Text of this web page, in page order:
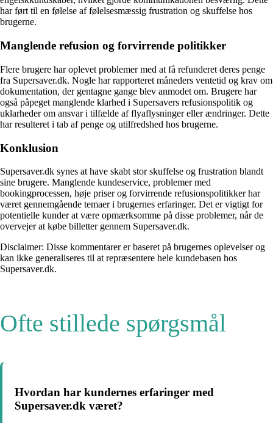
har ført til en følelse af følelsesmæssig frustration og skuffelse hos
brugerne.
Manglende refusion og forvirrende politikker
Flere brugere har oplevet problemer med at få refunderet deres penge
fra Supersaver.dk. Nogle har rapporteret måneders ventetid og krav om
dokumentation, der gentagne gange blev anmodet om. Brugere har
også påpeget manglende klarhed i Supersavers refusionspolitik og
uklarheder om ansvar i tilfælde af flyaflysninger eller ændringer. Dette
har resulteret i tab af penge og utilfredshed hos brugerne.
Konklusion
Supersaver.dk synes at have skabt stor skuffelse og frustration blandt
sine brugere. Manglende kundeservice, problemer med
bookingprocessen, høje priser og forvirrende refusionspolitikker har
været gennemgående temaer i brugernes erfaringer. Det er vigtigt for
potentielle kunder at være opmærksomme på disse problemer, når de
overvejer at købe billetter gennem Supersaver.dk.
Disclaimer: Disse kommentarer er baseret på brugernes oplevelser og
kan ikke generaliseres til at repræsentere hele kundebasen hos
Supersaver.dk.
Ofte stillede spørgsmål
Hvordan har kundernes erfaringer med
Supersaver.dk været?